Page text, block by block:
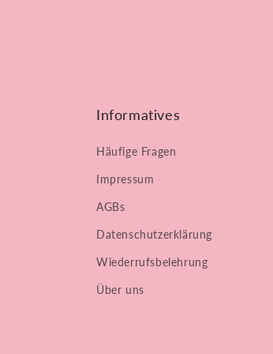
Informatives
Häufige Fragen
Impressum
AGBs
Datenschutzerklärung
Wiederrufsbelehrung
Über uns